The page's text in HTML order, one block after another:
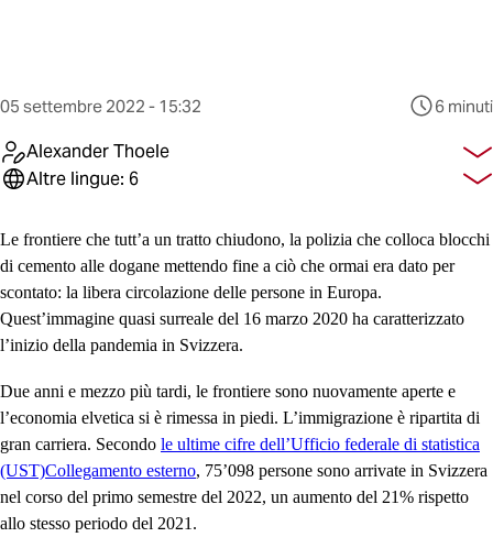
Questo
è
stato
pubblicato
05 settembre 2022 - 15:32 6 minuti
Alexander Thoele
Altre lingue: 6
Le frontiere che tutt’a un tratto chiudono, la polizia che colloca blocchi
di cemento alle dogane mettendo fine a ciò che ormai era dato per
scontato: la libera circolazione delle persone in Europa.
Quest’immagine quasi surreale del 16 marzo 2020 ha caratterizzato
l’inizio della pandemia in Svizzera.
Due anni e mezzo più tardi, le frontiere sono nuovamente aperte e
l’economia elvetica si è rimessa in piedi. L’immigrazione è ripartita di
gran carriera. Secondo le ultime cifre dell’Ufficio federale di statistica
(UST)Collegamento esterno, 75’098 persone sono arrivate in Svizzera
nel corso del primo semestre del 2022, un aumento del 21% rispetto
allo stesso periodo del 2021.